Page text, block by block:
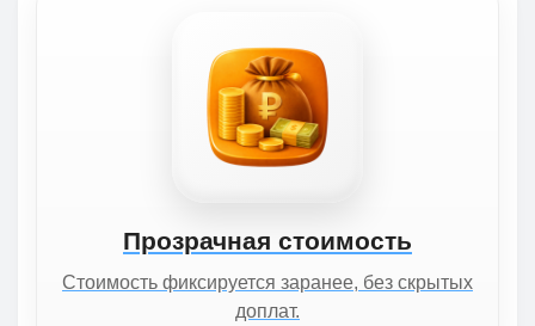
Прозрачная стоимость
Стоимость фиксируется заранее, без скрытых
доплат.